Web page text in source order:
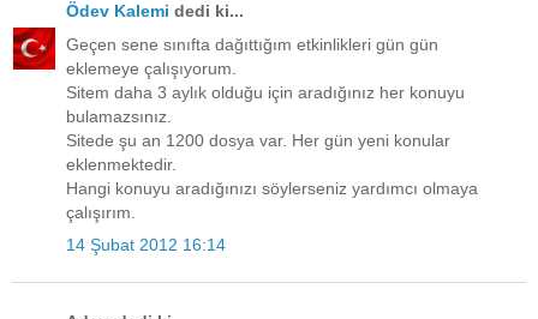
Ödev Kalemi dedi ki...
Geçen sene sınıfta dağıttığım etkinlikleri gün gün
eklemeye çalışıyorum.
Sitem daha 3 aylık olduğu için aradığınız her konuyu
bulamazsınız.
Sitede şu an 1200 dosya var. Her gün yeni konular
eklenmektedir.
Hangi konuyu aradığınızı söylerseniz yardımcı olmaya
çalışırım.
14 Şubat 2012 16:14